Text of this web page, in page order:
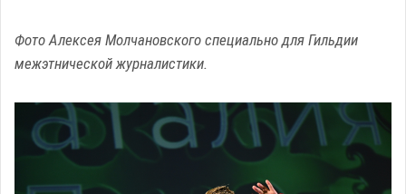
Фото Алексея Молчановского специально для Гильдии
межэтнической журналистики.